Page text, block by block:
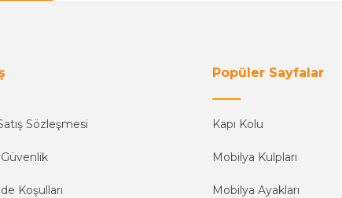
Sözleşmesi
Koşulları
Popüler Sayfalar
Kapı Kolu
Mobilya Kulpları
Mobilya Ayakları